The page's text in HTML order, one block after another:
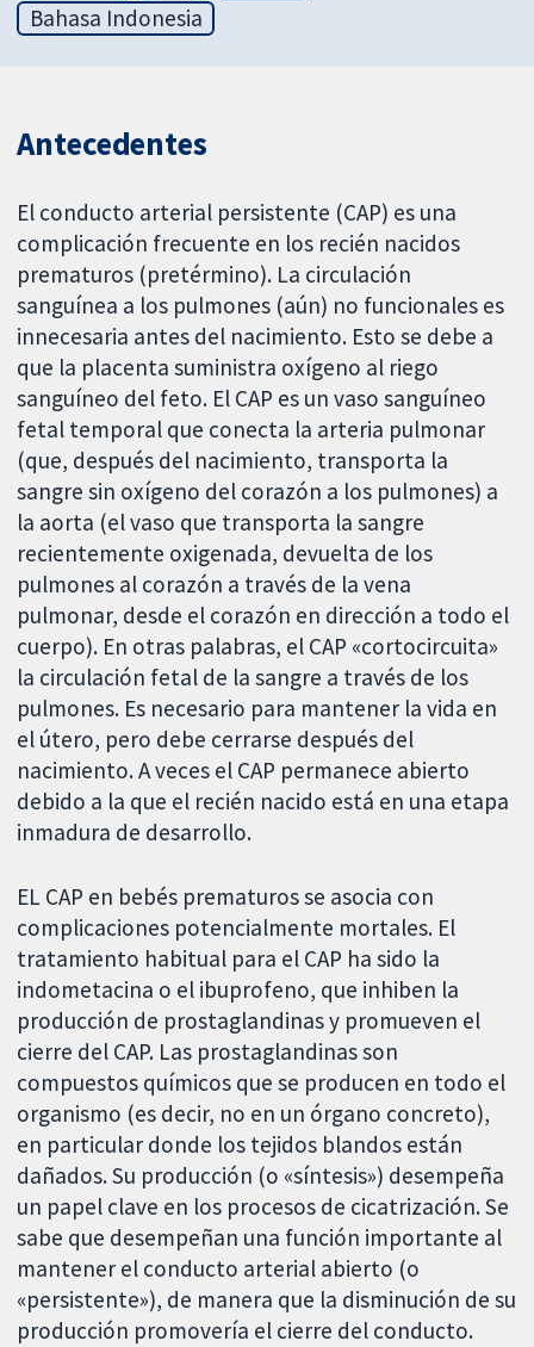
Bahasa Indonesia
Antecedentes
El conducto arterial persistente (CAP) es una
complicación frecuente en los recién nacidos
prematuros (pretérmino). La circulación
sanguínea a los pulmones (aún) no funcionales es
innecesaria antes del nacimiento. Esto se debe a
que la placenta suministra oxígeno al riego
sanguíneo del feto. El CAP es un vaso sanguíneo
fetal temporal que conecta la arteria pulmonar
(que, después del nacimiento, transporta la
sangre sin oxígeno del corazón a los pulmones) a
la aorta (el vaso que transporta la sangre
recientemente oxigenada, devuelta de los
pulmones al corazón a través de la vena
pulmonar, desde el corazón en dirección a todo el
cuerpo). En otras palabras, el CAP «cortocircuita»
la circulación fetal de la sangre a través de los
pulmones. Es necesario para mantener la vida en
el útero, pero debe cerrarse después del
nacimiento. A veces el CAP permanece abierto
debido a la que el recién nacido está en una etapa
inmadura de desarrollo.
EL CAP en bebés prematuros se asocia con
complicaciones potencialmente mortales. El
tratamiento habitual para el CAP ha sido la
indometacina o el ibuprofeno, que inhiben la
producción de prostaglandinas y promueven el
cierre del CAP. Las prostaglandinas son
compuestos químicos que se producen en todo el
organismo (es decir, no en un órgano concreto),
en particular donde los tejidos blandos están
dañados. Su producción (o «síntesis») desempeña
un papel clave en los procesos de cicatrización. Se
sabe que desempeñan una función importante al
mantener el conducto arterial abierto (o
«persistente»), de manera que la disminución de su
producción promovería el cierre del conducto.